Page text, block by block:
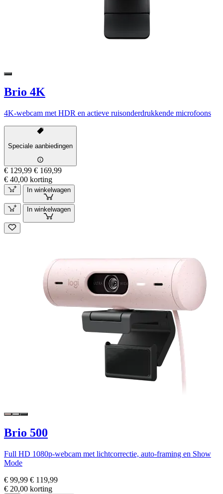
Brio 4K
4K-webcam met HDR en actieve ruisonderdrukkende microfoons
Speciale aanbiedingen
€ 129,99 € 169,99
€ 40,00 korting
In winkelwagen
In winkelwagen
Brio 500
Full HD 1080p-webcam met lichtcorrectie, auto-framing en Show
Mode
€ 99,99 € 119,99
€ 20,00 korting